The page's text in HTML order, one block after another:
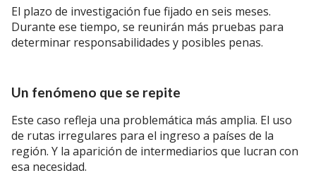
El plazo de investigación fue fijado en seis meses.
Durante ese tiempo, se reunirán más pruebas para
determinar responsabilidades y posibles penas.
Un fenómeno que se repite
Este caso refleja una problemática más amplia. El uso
de rutas irregulares para el ingreso a países de la
región. Y la aparición de intermediarios que lucran con
esa necesidad.